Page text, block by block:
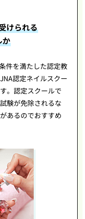
けられる
か
件を満たした認定教
認定ネイルスクー
。認定スクールで
験が免除されるな
あるのでおすすめ